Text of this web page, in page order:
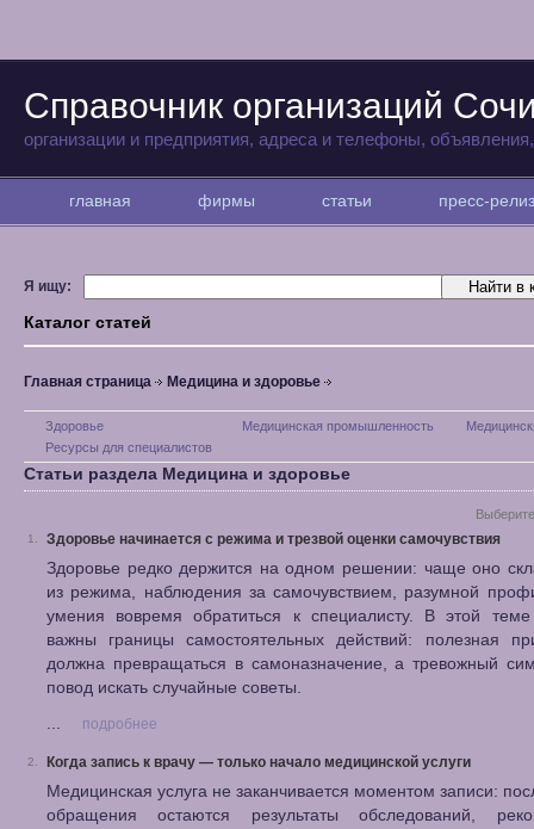
Справочник организаций
организации и предприятия, адреса и телефоны,
главная фирмы статьи пресс-
Я ищу:
Каталог статей
Главная страница Медицина и здоровье
Здоровье Медицинская промышленность
Ресурсы для специалистов
Статьи раздела Медицина и здоровье
1. Здоровье начинается с режима и трезвой оценки самочувствия
Здоровье редко держится на одном решении: чаще оно
из режима, наблюдения за самочувствием, разумной
умения вовремя обратиться к специалисту. В этой
важны границы самостоятельных действий: полезная
должна превращаться в самоназначение, а тревожный
повод искать случайные советы.
...
подробнее
2. Когда запись к врачу — только начало медицинской услуги
Медицинская услуга не заканчивается моментом записи:
обращения остаются результаты обследований,